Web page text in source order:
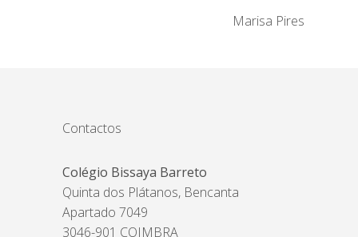
Marisa Pires
Contactos
Colégio Bissaya Barreto
Quinta dos Plátanos, Bencanta
Apartado 7049
3046-901 COIMBRA